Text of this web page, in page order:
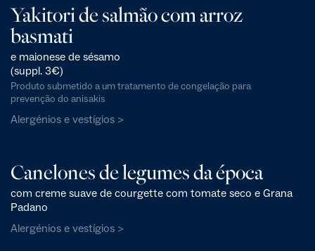
Yakitori de salmão com arroz
basmati
e maionese de sésamo
(suppl. 3€)
Produto submetido a um tratamento de congelação para
prevenção do anisakis
Alergénios e vestígios >
Canelones de legumes da época
com creme suave de courgette com tomate seco e Grana
Padano
Alergénios e vestígios >